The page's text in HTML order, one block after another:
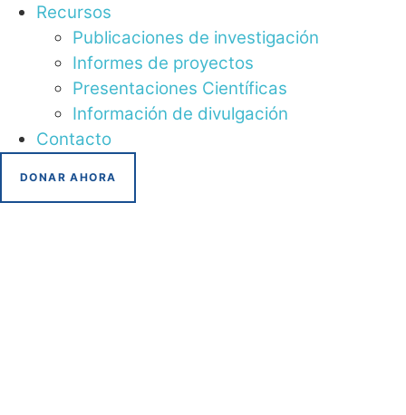
Recursos
Publicaciones de investigación
Informes de proyectos
Presentaciones Científicas
Información de divulgación
Contacto
DONAR AHORA